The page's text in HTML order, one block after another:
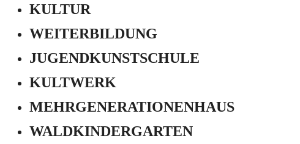
KULTUR
WEITERBILDUNG
JUGEND­KUNSTSCHULE
KULTWERK
MEHRGENERATIONEN­HAUS
WALDKINDERGARTEN